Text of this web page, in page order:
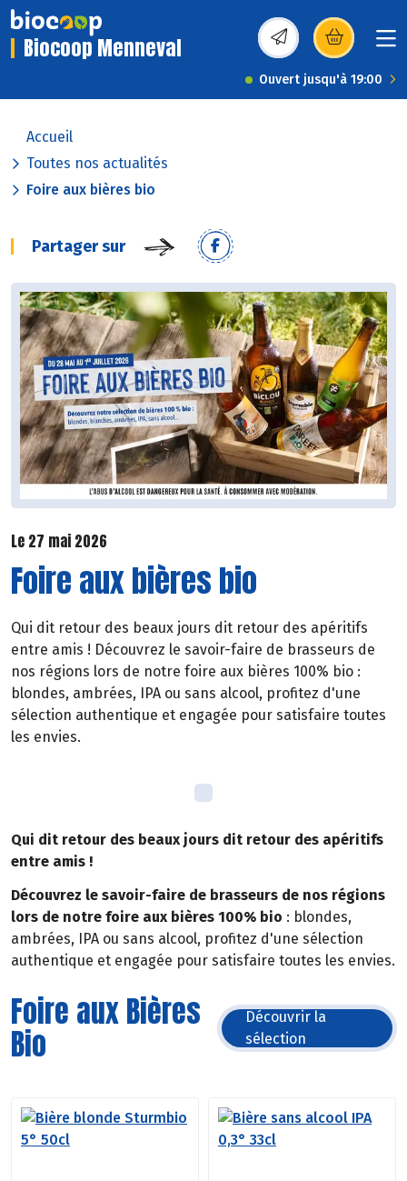
Biocoop Menneval (s’ouvre dans une
Ouvert jusqu'à 19:00
Accueil
Toutes nos actualités
Foire aux bières bio
Partager sur
Le 27 mai 2026
Foire aux bières bio
Qui dit retour des beaux jours dit retour des apéritifs
entre amis ! Découvrez le savoir-faire de brasseurs de
nos régions lors de notre foire aux bières 100% bio :
blondes, ambrées, IPA ou sans alcool, profitez d'une
sélection authentique et engagée pour satisfaire toutes
les envies.
Qui dit retour des beaux jours dit retour des apéritifs
entre amis !
Découvrez le savoir-faire de brasseurs de nos régions
lors de notre foire aux bières 100% bio : blondes,
ambrées, IPA ou sans alcool, profitez d'une sélection
authentique et engagée pour satisfaire toutes les envies.
Foire aux Bières
Bio
Découvrir la
sélection